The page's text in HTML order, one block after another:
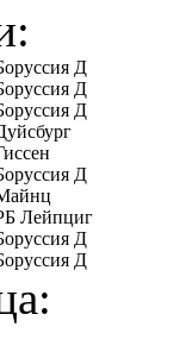
Д
Д
Д
Д
Лейпциг
Д
Д